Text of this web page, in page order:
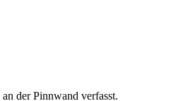
der Pinnwand verfasst.